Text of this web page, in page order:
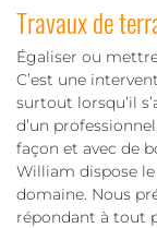
Travaux de
Égaliser ou
C’est une
surtout lorsqu’il
d’un
façon et avec de
William dispose
domaine. Nous
répondant à tout